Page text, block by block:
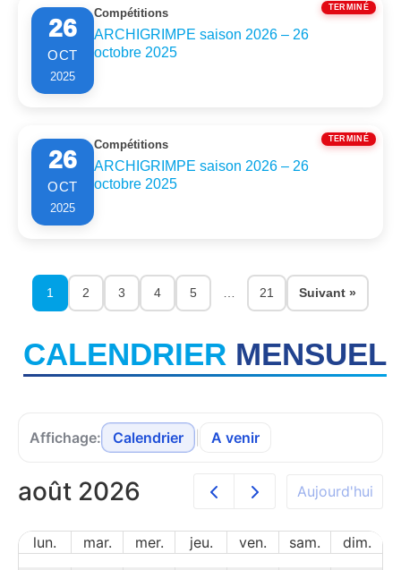
26
OCT
2025
TERMINÉ
Compétitions
ARCHIGRIMPE saison 2026 – 26
octobre 2025
26
OCT
2025
TERMINÉ
Compétitions
ARCHIGRIMPE saison 2026 – 26
octobre 2025
1 2 3 4 5 21 Suivant »
CALENDRIER MENSUEL
Affichage: Calendrier A venir
août 2026 Aujourd'hui
lun. mar. mer. jeu. ven. sam. dim.